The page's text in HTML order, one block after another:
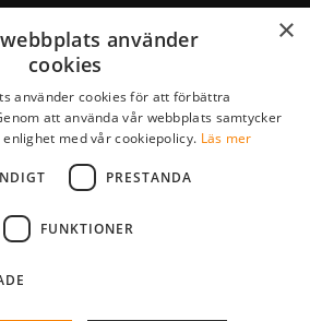
är ett dotterbolag till YoungCapital • ©
•
SE score 4.5 - 2 reviews
×
använder
cookies
använder cookies för att förbättra
att använda vår webbplats samtycker
med vår cookiepolicy. Läs mer
PRESTANDA
FUNKTIONER